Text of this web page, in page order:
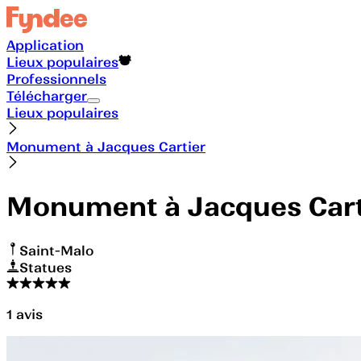
Application
Lieux populaires
Professionnels
Télécharger
Lieux populaires
Monument à Jacques Cartier
Monument à Jacques
Saint-Malo
Statues
1 avis